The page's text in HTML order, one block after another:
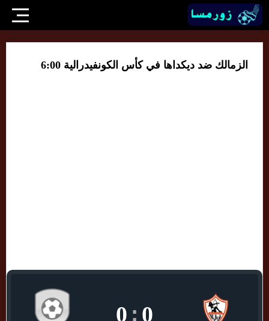
الزمالك ضد ديكداها في كأس الكونفيدرالية 6:00
0
:
0